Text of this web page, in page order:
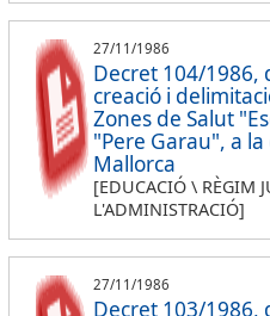
27/11/1986
Decret 104/1986,
creació i
Zones de Salut
"Pere Garau", a
Mallorca
[EDUCACIÓ \ RÈGIM
L'ADMINISTRACIÓ]
27/11/1986
Decret 103/1986,